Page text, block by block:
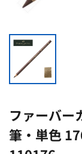
ファーバー
筆・単色